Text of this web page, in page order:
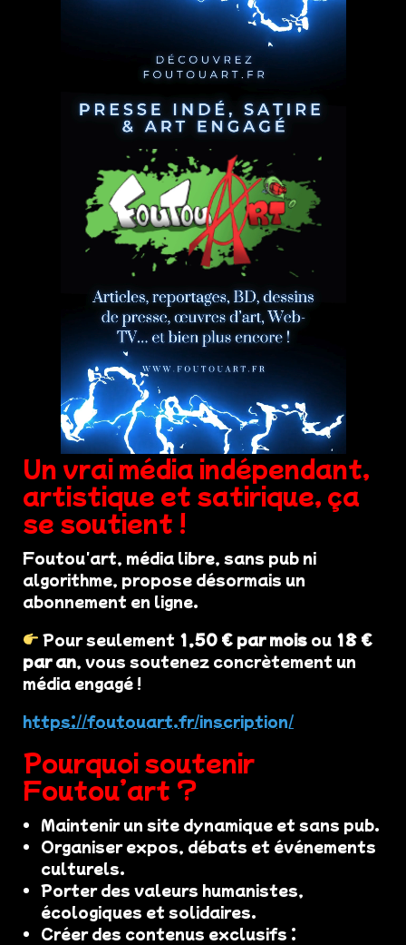
Un vrai média indépendant,
artistique et satirique, ça
se soutient !
Foutou'art, média libre, sans pub ni
algorithme, propose désormais un
abonnement en ligne.
Pour seulement 1,50 € par mois ou 18 €
par an, vous soutenez concrètement un
média engagé !
https://foutouart.fr/inscription/
Pourquoi soutenir
Foutou’art ?
Maintenir un site dynamique et sans pub.
Organiser expos, débats et événements
culturels.
Porter des valeurs humanistes,
écologiques et solidaires.
Créer des contenus exclusifs :